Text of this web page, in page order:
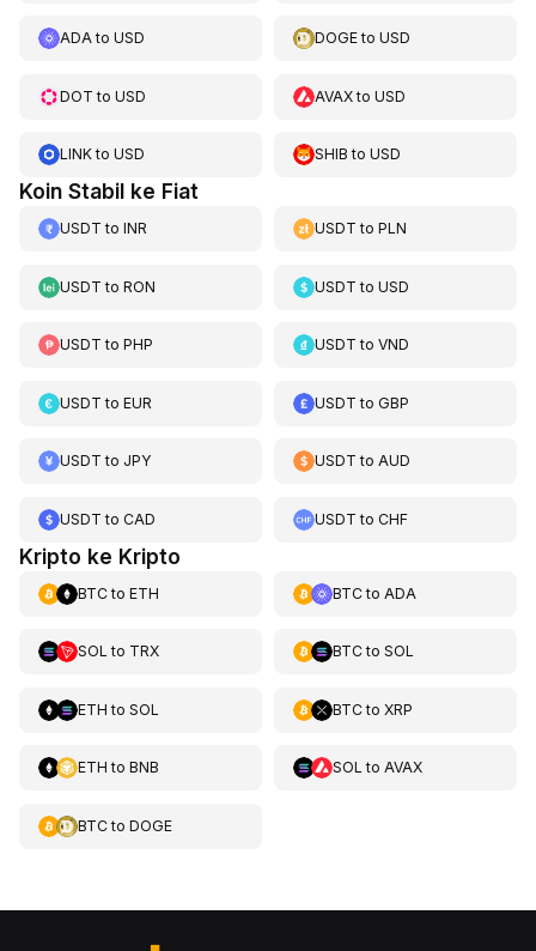
ADAto USD DOGEtoUSD
DOT to USD AVAXtoUSD
LINKto USD SHIB toUSD
Koin Stabil ke Fiat
USDT to INR USDT toPLN
USDT to RON USDT toUSD
USDT to PHP USDT toVND
USDT to EUR USDT toGBP
USDT to JPY USDT toAUD
USDT to CAD USDT toCHF
Kripto ke Kripto
BTCto ETH BTCto ADA
SOL to TRX BTCto SOL
ETH to SOL BTCto XRP
ETH to BNB SOL to AVAX
BTCto DOGE